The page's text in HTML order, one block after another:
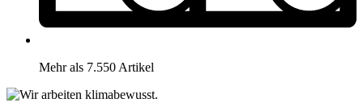
Mehr als 7.550 Artikel